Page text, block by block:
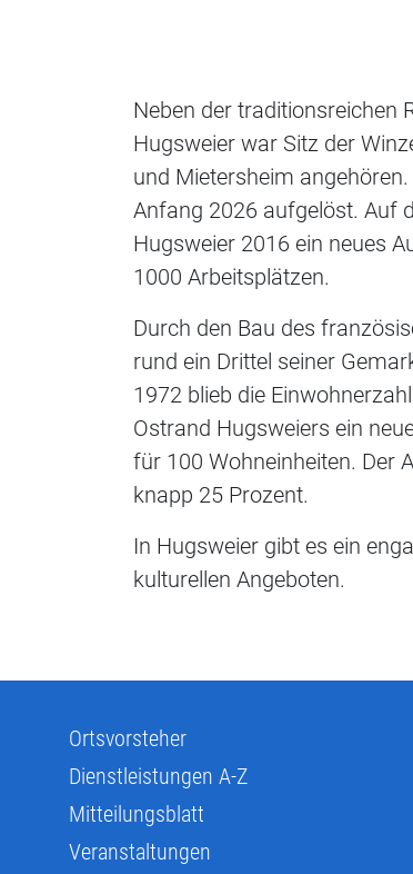
Neben der traditionsreichen
Hugsweier war Sitz der
und Mietersheim
Anfang 2026 aufgelöst. Auf
Hugsweier 2016 ein neues
1000 Arbeitsplätzen.
Durch den Bau des
rund ein Drittel seiner
1972 blieb die
Ostrand Hugsweiers ein
für 100 Wohneinheiten. Der
knapp 25 Prozent.
In Hugsweier gibt es ein
kulturellen Angeboten.
Ortsvorsteher
Dienstleistungen A-Z
Mitteilungsblatt
Veranstaltungen